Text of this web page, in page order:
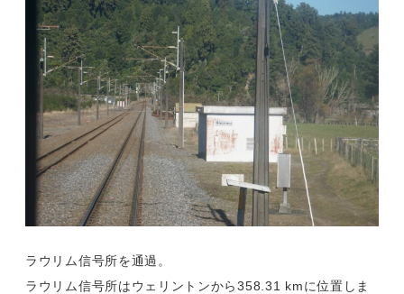
ラウリム信号所を通過。
ラウリム信号所はウェリントンから358.31 kmに位置しま